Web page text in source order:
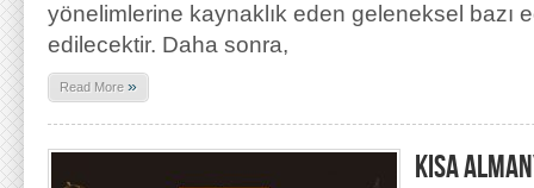
yönelimlerine kaynaklık eden geleneksel bazı
edilecektir. Daha sonra,
Read More »
KISA